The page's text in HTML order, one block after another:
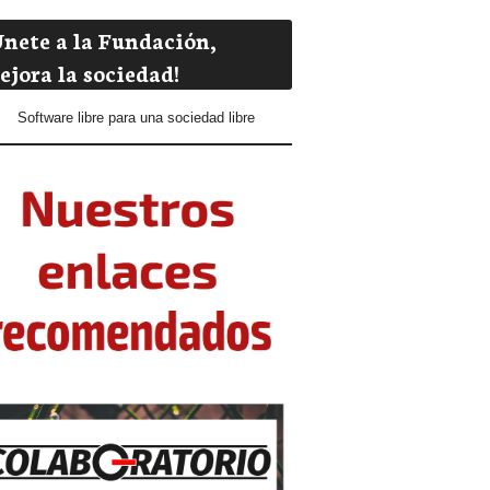
a la Fundación,
la sociedad!